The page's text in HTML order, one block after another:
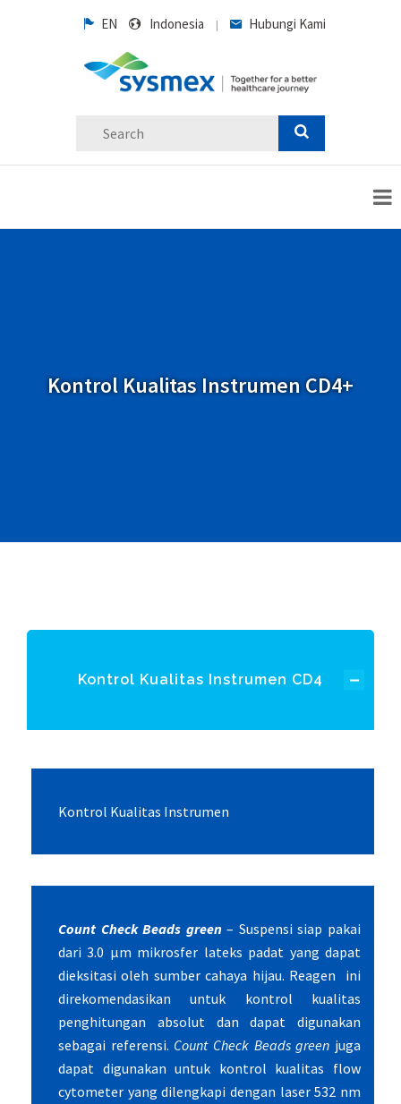
EN Indonesia | Hubungi Kami
Kontrol Kualitas Instrumen CD4+
Kontrol Kualitas Instrumen CD4
Kontrol Kualitas Instrumen
Count Check Beads green– Suspensi siap pakai
dari 3.0 μm mikrosfer lateks padat yang dapat
dieksitasi oleh sumber cahaya hijau. Reagen ini
direkomendasikan untuk kontrol kualitas
penghitungan absolut dan dapat digunakan
sebagai referensi. Count Check Beads green juga
dapat digunakan untuk kontrol kualitas flow
cytometer yang dilengkapi dengan laser 532 nm